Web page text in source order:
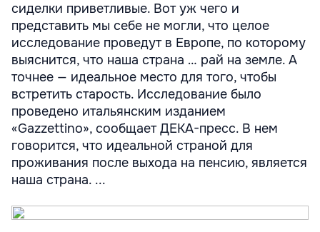
сиделки приветливые. Вот уж чего и
представить мы себе не могли, что целое
исследование проведут в Европе, по которому
выяснится, что наша страна … рай на земле. А
точнее — идеальное место для того, чтобы
встретить старость. Исследование было
проведено итальянским изданием
«Gazzettino», сообщает ДЕКА-пресс. В нем
говорится, что идеальной страной для
проживания после выхода на пенсию, является
наша страна. ...